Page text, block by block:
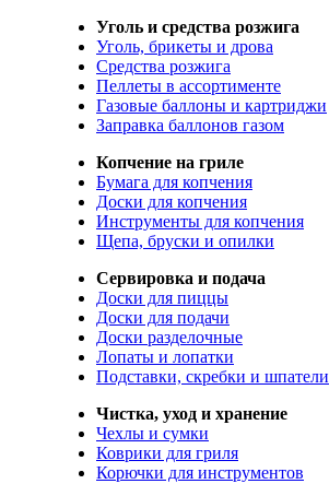
Уголь и средства розжига
Уголь, брикеты и дрова
Средства розжига
Пеллеты в ассортименте
Газовые баллоны и картриджи
Заправка баллонов газом
Копчение на гриле
Бумага для копчения
Доски для копчения
Инструменты для копчения
Щепа, бруски и опилки
Сервировка и подача
Доски для пиццы
Доски для подачи
Доски разделочные
Лопаты и лопатки
Подставки, скребки и шпатели
Чистка, уход и хранение
Чехлы и сумки
Коврики для гриля
Корючки для инструментов